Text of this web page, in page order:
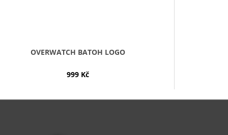
OVERWATCH BATOH LOGO
999 Kč